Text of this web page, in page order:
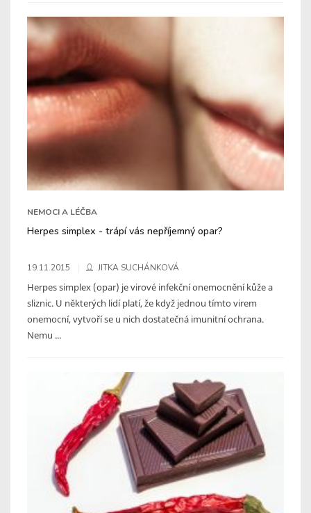
NEMOCI A LÉČBA
Herpes simplex - trápí vás nepříjemný opar?
19.11.2015 JITKA SUCHÁNKOVÁ
Herpes simplex (opar) je virové infekční onemocnění kůže a
sliznic. U některých lidí platí, že když jednou tímto virem
onemocní, vytvoří se u nich dostatečná imunitní ochrana.
Nemu ...